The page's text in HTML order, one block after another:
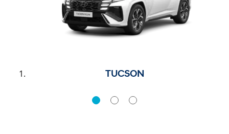
TUCSON